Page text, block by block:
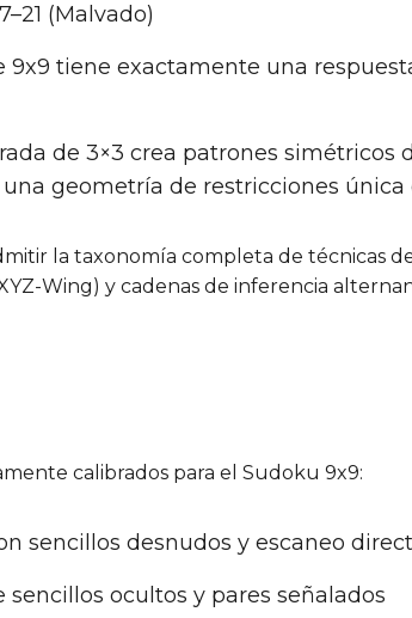
(Malvado)
9x9 tiene exactamente una
de 3×3 crea patrones simétricos
geometría de restricciones única
la taxonomía completa de técnicas
Wing) y cadenas de inferencia
calibrados para el Sudoku 9x9:
sencillos desnudos y escaneo
ocultos y pares señalados